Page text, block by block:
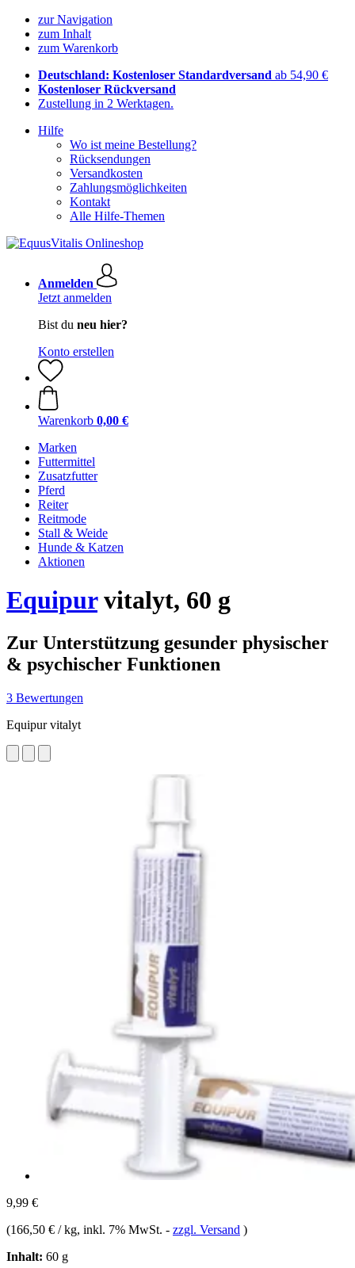
zur Navigation
zum Inhalt
zum Warenkorb
Deutschland: Kostenloser Standardversand ab 54,90 €
Kostenloser Rückversand
Zustellung in 2 Werktagen.
Hilfe
Wo ist meine Bestellung?
Rücksendungen
Versandkosten
Zahlungsmöglichkeiten
Kontakt
Alle Hilfe-Themen
Anmelden
Jetzt anmelden
Bist du neu hier?
Konto erstellen
Warenkorb 0,00 €
Marken
Futtermittel
Zusatzfutter
Pferd
Reiter
Reitmode
Stall & Weide
Hunde & Katzen
Aktionen
Equipurvitalyt, 60 g
Zur Unterstützung gesunder physischer
& psychischer Funktionen
3 Bewertungen
Equipur vitalyt
9,99 €
(166,50 € / kg, inkl. 7% MwSt. - zzgl. Versand )
Inhalt: 60 g